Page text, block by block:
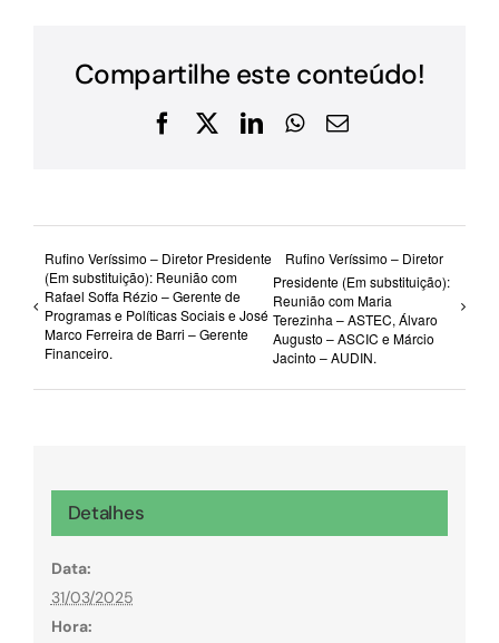
Compartilhe este conteúdo!
Facebook
X LinkedInWhatsApp
E-
Rufino Veríssimo – Diretor Presidente
(Em substituição): Reunião com
Rafael Soffa Rézio – Gerente de
Programas e Políticas Sociais e José
Marco Ferreira de Barri – Gerente
Financeiro.
Rufino Veríssimo – Diretor
Presidente (Em substituição):
Reunião com Maria
Terezinha – ASTEC, Álvaro
Augusto – ASCIC e Márcio
Jacinto – AUDIN.
Detalhes
Data:
31/03/2025
Hora: